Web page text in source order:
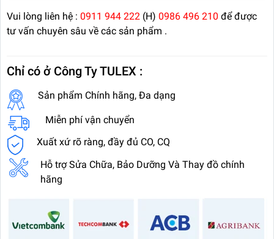
Vui lòng liên hệ : 0911 944 222 (H) 0986 496 210 để được
tư vấn chuyên sâu về các sản phẩm .
Chỉ có ở Công Ty TULEX :
Sản phẩm Chính hãng, Đa dạng
Miễn phí vận chuyển
Xuất xứ rõ ràng, đầy đủ CO, CQ
Hỗ trợ Sửa Chữa, Bảo Dưỡng Và Thay đồ chính
hãng